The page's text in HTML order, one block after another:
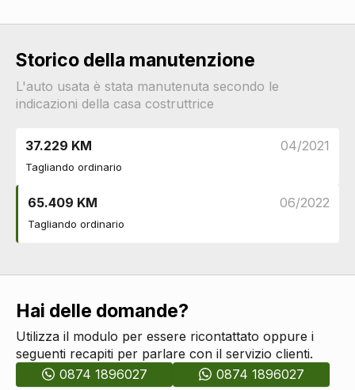
Servosterzo
Controllo della trazione
Esc / electronic stability control
Assistente alla frenata
DI SERIE
Airbag laterali anteriori e posteriori
Alzacristalli elettrici
Storico della manutenzione
L'auto usata è stata manutenuta secondo le
indicazioni della casa costruttrice
37.229 KM 04/2021
Tagliando ordinario
65.409 KM 06/2022
Tagliando ordinario
Hai delle domande?
Utilizza il modulo per essere ricontattato oppure i
seguenti recapiti per parlare con il servizio clienti.
0874 1896027
0874 1896027